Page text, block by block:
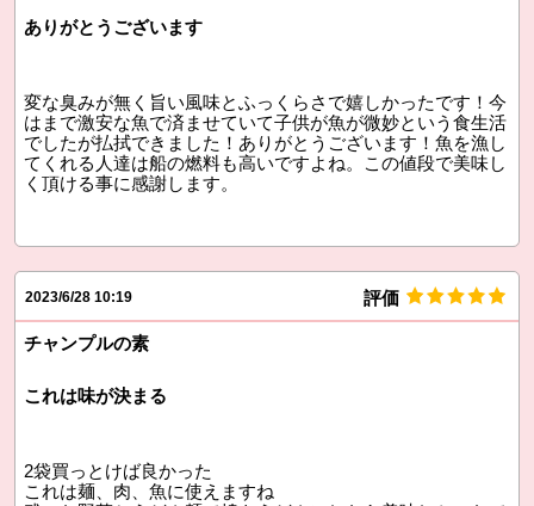
ありがとうございます
変な臭みが無く旨い風味とふっくらさで嬉しかったです！今
はまで激安な魚で済ませていて子供が魚が微妙という食生活
でしたが払拭できました！ありがとうございます！魚を漁し
てくれる人達は船の燃料も高いですよね。この値段で美味し
く頂ける事に感謝します。
2023/6/28 10:19 評価
チャンプルの素
これは味が決まる
2袋買っとけば良かった
これは麺、肉、魚に使えますね